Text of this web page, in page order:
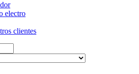
electro
clientes